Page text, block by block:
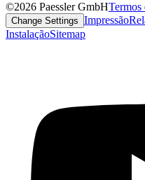
©2026 Paessler GmbHTermos
Change Settings Impressão
InstalaçãoSitemap